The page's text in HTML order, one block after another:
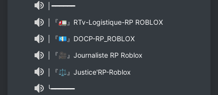
│━━━━━━
│『🚛』RTv-Logistique-RP ROBLOX
│『💶』DOCP-RP_ROBLOX
│『🎥』Journaliste RP Roblox
│『⚖』Justice'RP-Roblox
╰━━━━━━